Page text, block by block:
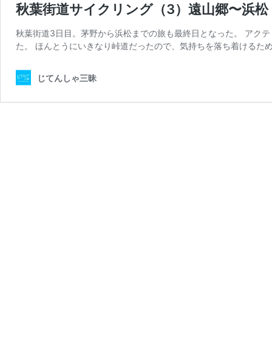
秋葉街道サイクリング（3）遠山郷〜浜松
秋葉街道3日目。茅野から浜松までの旅も最終日となった。 アク
た。 ほんとうにいきなり峠道だったので、気持ちを落ち着ける
じてんしゃ三昧